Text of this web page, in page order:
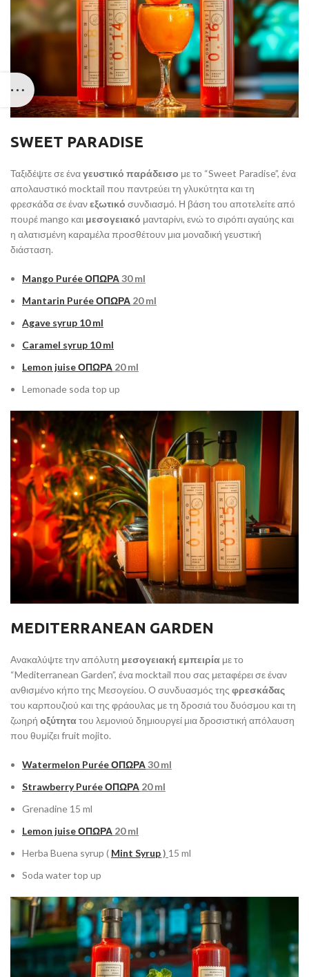
SWEET PARADISE
Ταξιδέψτε σε έναγευστικό παράδεισο με το “Sweet Paradise”, ένα
απολαυστικό mocktail που παντρεύει τη γλυκύτητα και τη
φρεσκάδα σε ένανεξωτικό συνδιασμό. Η βάση του αποτελείτε από
πουρέ mango και μεσογειακό μανταρίνι, ενώ το σιρόπι αγαύης και
η αλατισμένη καραμέλα προσθέτουν μια μοναδική γευστική
διάσταση.
Mango PuréeΟΠΩΡΑ30 ml
Mantarin PuréeΟΠΩΡΑ 20 ml
Agave syrup 10 ml
Caramel syrup 10 ml
Lemon juiseΟΠΩΡΑ 20 ml
Lemonade soda top up
MEDITERRANEAN GARDEN
Ανακαλύψτε την απόλυτη μεσογειακή εμπειρία με το
“Mediterranean Garden”, ένα mocktail που σας μεταφέρει σε έναν
ανθισμένο κήπο της Μεσογείου. Ο συνδυασμός της φρεσκάδας
του καρπουζιού και της φράουλας με τη δροσιά του δυόσμου και τη
ζωηρή οξύτητατου λεμονιού δημιουργεί μια δροσιστική απόλαυση
που θυμίζει fruit mojito.
Watermelon PuréeΟΠΩΡΑ30 ml
Strawberry PuréeΟΠΩΡΑ 20 ml
Grenadine 15 ml
Lemon juiseΟΠΩΡΑ 20 ml
Herba Buena syrup ( Mint Syrup) 15 ml
Soda water top up